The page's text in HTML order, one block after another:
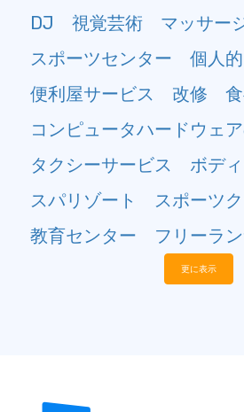
DJ
視覚芸術
マッサー
スポーツセンター
個人的
便利屋サービス
改修
コンピュータハードウェ
タクシーサービス
ボデ
スパリゾート
スポーツ
教育センター
フリーラ
更に表示